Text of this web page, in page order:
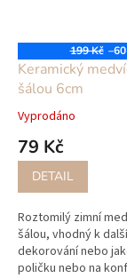
199 Kč
Keramický
šálou 6cm
Vyprodáno
79 Kč
DETAIL
Roztomilý zimní
šálou, vhodný k
dekorování nebo
poličku nebo na